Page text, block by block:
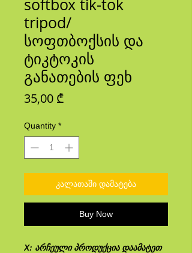
softbox tik-tok
tripod/
სოფთბოქსის და
ტიკტოკის
განათების ფეხ
35,00 ₾Price
Quantity *
კალათაში დამატება
Buy Now
X: არჩეული პროდუქცია დაამატეთ